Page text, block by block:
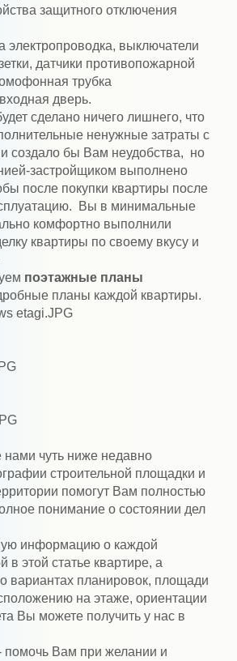
защитного отключения
электропроводка, выключатели
датчики противопожарной
трубка
дверь.
сделано ничего лишнего, что
ненужные затраты с
создало бы Вам неудобства, но
застройщиком выполнено
после покупки квартиры после
Вы в минимальные
комфортно выполнили
квартиры по своему вкусу и
поэтажные планы
планы каждой квартиры.
чуть ниже недавно
строительной площадки и
помогут Вам полностью
понимание о состоянии дел
информацию о каждой
этой статье квартире, а
вариантах планировок, площади
на этаже, ориентации
Вы можете получить у нас в
Вам при желании и